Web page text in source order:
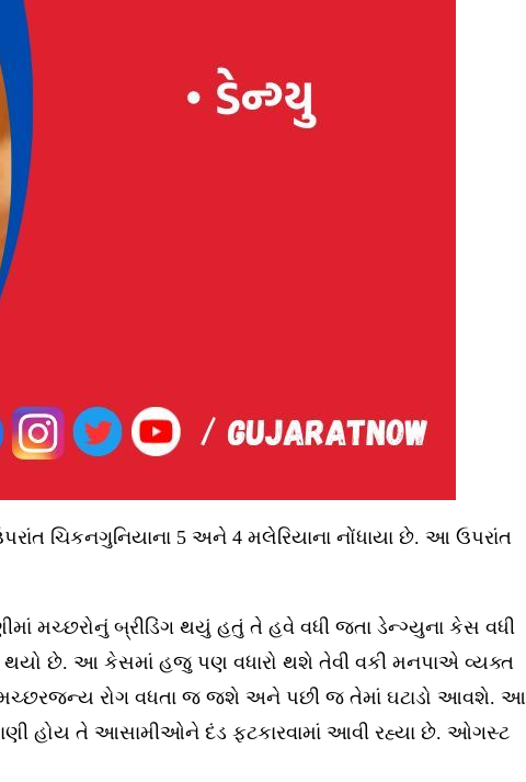
ચિકનગુનિયાના 5 અને 4 મલેરિયાના નોંધાયા છે. આ ઉપરાંત
મચ્છરોનું બ્રીડિંગ થયું હતું તે હવે વધી જતા ડેન્ગ્યુના કેસ વધી
થયો છે. આ કેસમાં હજુ પણ વધારો થશે તેવી વકી મનપાએ વ્યક્ત
મચ્છરજન્ય રોગ વધતા જ જશે અને પછી જ તેમાં ઘટાડો આવશે. આ
હોય તે આસામીઓને દંડ ફટકારવામાં આવી રહ્યા છે. ઓગસ્ટ